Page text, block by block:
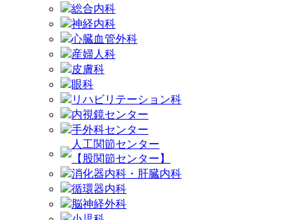
総合内科
神経内科
心臓血管外科
産婦人科
皮膚科
眼科
リハビリテーション科
内視鏡センター
手外科センター
人工関節センター
【股関節センター】
消化器内科・肝臓内科
循環器内科
脳神経外科